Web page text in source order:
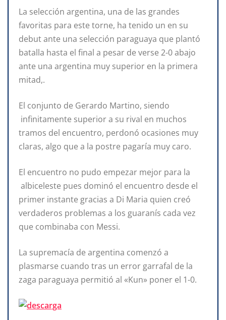
La selección argentina, una de las grandes
favoritas para este torne, ha tenido un en su
debut ante una selección paraguaya que plantó
batalla hasta el final a pesar de verse 2-0 abajo
ante una argentina muy superior en la primera
mitad,.
El conjunto de Gerardo Martino, siendo
infinitamente superior a su rival en muchos
tramos del encuentro, perdonó ocasiones muy
claras, algo que a la postre pagaría muy caro.
El encuentro no pudo empezar mejor para la
albiceleste pues dominó el encuentro desde el
primer instante gracias a Di Maria quien creó
verdaderos problemas a los guaranís cada vez
que combinaba con Messi.
La supremacía de argentina comenzó a
plasmarse cuando tras un error garrafal de la
zaga paraguaya permitió al «Kun» poner el 1-0.